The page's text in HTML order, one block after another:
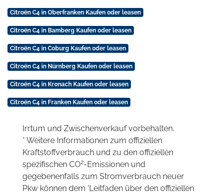
Citroën C4 in Oberfranken Kaufen oder leasen
Citroën C4 in Bamberg Kaufen oder leasen
Citroën C4 in Coburg Kaufen oder leasen
Citroën C4 in Nürnberg Kaufen oder leasen
Citroën C4 in Kronach Kaufen oder leasen
Citroën C4 in Franken Kaufen oder leasen
Irrtum und Zwischenverkauf vorbehalten.
* Weitere Informationen zum offiziellen
Kraftstoffverbrauch und zu den offiziellen
spezifischen CO2-Emissionen und
gegebenenfalls zum Stromverbrauch neuer
Pkw können dem 'Leitfaden über den offiziellen